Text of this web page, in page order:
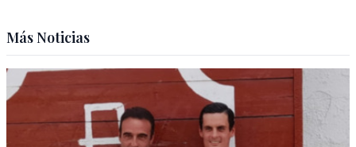
Más Noticias